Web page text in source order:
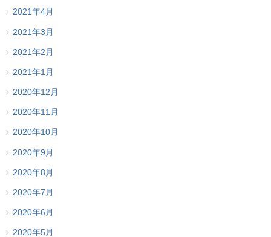
2021年4月
2021年3月
2021年2月
2021年1月
2020年12月
2020年11月
2020年10月
2020年9月
2020年8月
2020年7月
2020年6月
2020年5月